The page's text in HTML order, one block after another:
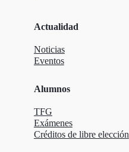
Actualidad
Noticias
Eventos
Alumnos
TFG
Exámenes
Créditos de libre elección